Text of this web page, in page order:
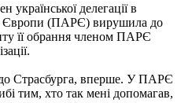
делегації в
Європи (ПАРЄ) вирушила до
її обрання членом ПАРЄ
до Страсбурга, вперше. У ПАРЄ
тим, хто так мені допомагав,